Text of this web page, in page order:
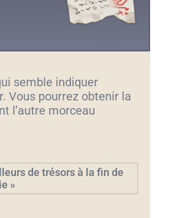
semble indiquer
Vous pourrez obtenir la
l’autre morceau
de trésors à la fin de
»